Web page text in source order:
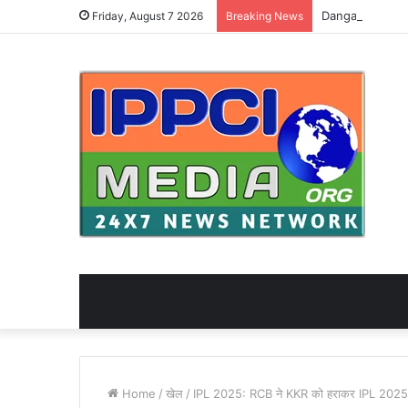
Friday, August 7 2026 Breaking News
Home / खेल / IPL 2025: RCB ने KKR को हराकर IPL 2025